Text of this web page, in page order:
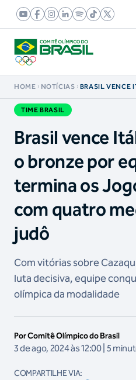
HOME NOTÍCIAS
BRASIL VENCE
TIME BRASIL
Brasil vence
o bronze por
termina os
com quatro
judô
Com vitórias sobre
luta decisiva, equipe
olímpica da modalidade
Por Comitê Olímpico do Brasil
3 de ago, 2024 às 12:00 | 5
COMPARTILHE VIA: